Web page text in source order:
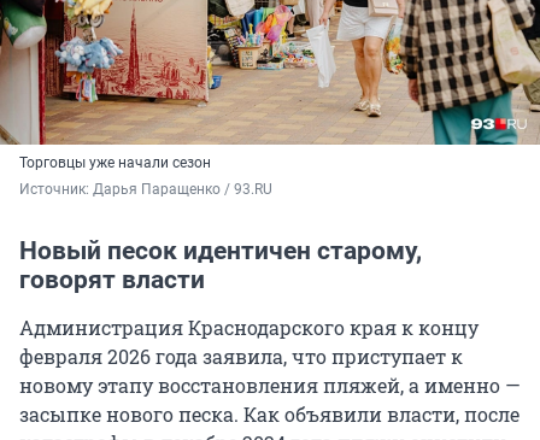
Торговцы уже начали сезон
Источник: Дарья Паращенко / 93.RU
Новый песок идентичен старому,
говорят власти
Администрация Краснодарского края к концу
февраля 2026 года заявила, что приступает к
новому этапу восстановления пляжей, а именно —
засыпке нового песка. Как объявили власти, после